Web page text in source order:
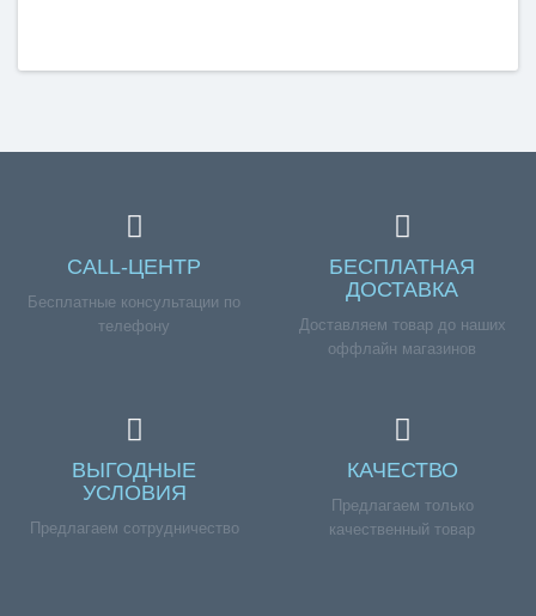
CALL-ЦЕНТР
Бесплатные консультации по
телефону
БЕСПЛАТНАЯ
ДОСТАВКА
Доставляем товар до наших
оффлайн магазинов
ВЫГОДНЫЕ
УСЛОВИЯ
Предлагаем сотрудничество
КАЧЕСТВО
Предлагаем только
качественный товар